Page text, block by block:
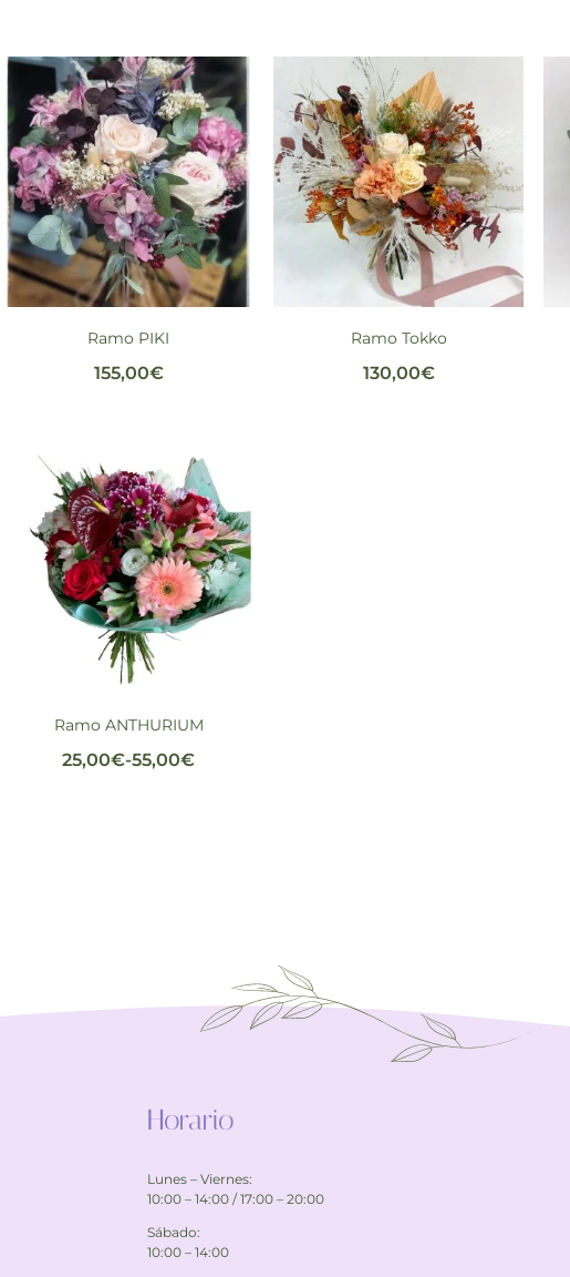
Ramo PIKI
155,00€
Ramo Tokko
130,00€
Ramo ANTHURIUM
25,00€-55,00€
Horario
Lunes – Viernes:
10:00 – 14:00 / 17:00 – 20:00
Sábado:
10:00 – 14:00